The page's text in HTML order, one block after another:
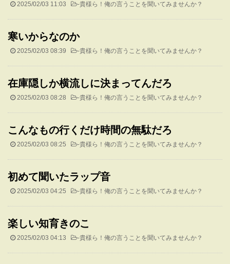
2025/02/03 11:03 -貴様ら！俺の言うことを聞いてみませんか？
寒いからなのか
2025/02/03 08:39 -貴様ら！俺の言うことを聞いてみませんか？
在庫隠しか横流しに決まってんだろ
2025/02/03 08:28 -貴様ら！俺の言うことを聞いてみませんか？
こんなもの行くだけ時間の無駄だろ
2025/02/03 08:25 -貴様ら！俺の言うことを聞いてみませんか？
初めて聞いたラップ音
2025/02/03 04:25 -貴様ら！俺の言うことを聞いてみませんか？
楽しい知育きのこ
2025/02/03 04:13 -貴様ら！俺の言うことを聞いてみませんか？